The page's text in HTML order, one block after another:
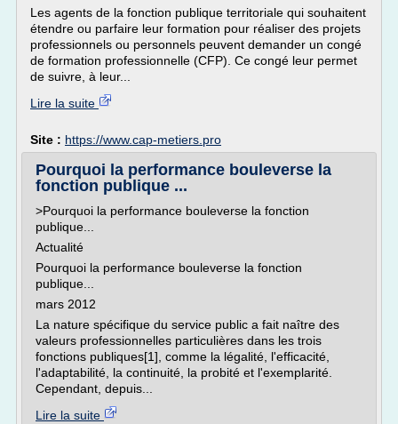
Les agents de la fonction publique territoriale qui souhaitent
étendre ou parfaire leur formation pour réaliser des projets
professionnels ou personnels peuvent demander un congé
de formation professionnelle (CFP). Ce congé leur permet
de suivre, à leur...
Lire la suite
Site : https://www.cap-metiers.pro
Pourquoi la performance bouleverse la
fonction publique ...
>Pourquoi la performance bouleverse la fonction
publique...
Actualité
Pourquoi la performance bouleverse la fonction
publique...
mars 2012
La nature spécifique du service public a fait naître des
valeurs professionnelles particulières dans les trois
fonctions publiques[1], comme la légalité, l'efficacité,
l'adaptabilité, la continuité, la probité et l'exemplarité.
Cependant, depuis...
Lire la suite